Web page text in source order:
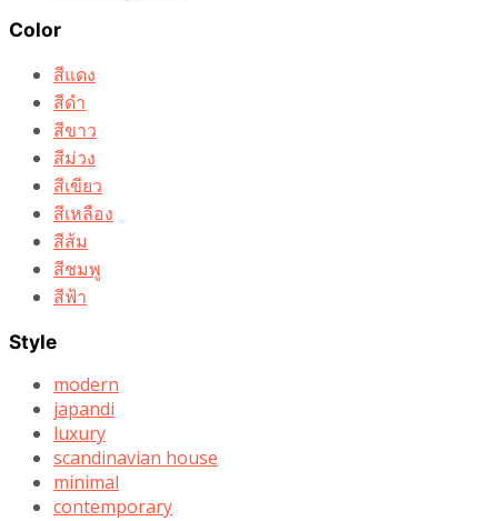
Color
สีแดง
สีดำ
สีขาว
สีม่วง
สีเขียว
สีเหลือง
สีส้ม
สีชมพู
สีฟ้า
Style
modern
japandi
luxury
scandinavian house
minimal
contemporary